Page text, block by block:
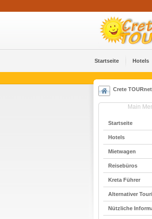
Startseite Hotels
Crete
Main
Startseite
Hotels
Mietwagen
Reisebüros
Kreta Führer
Alternativer
Nützliche